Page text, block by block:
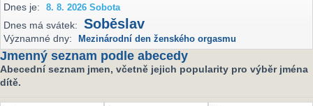
Dnes je:
8. 8. 2026 Sobota
Dnes má svátek: Soběslav
Významné dny: Mezinárodní den ženského orgasmu
Jmenný seznam podle abecedy
Abecední seznam jmen, včetně jejich popularity pro výběr jména
dítě.